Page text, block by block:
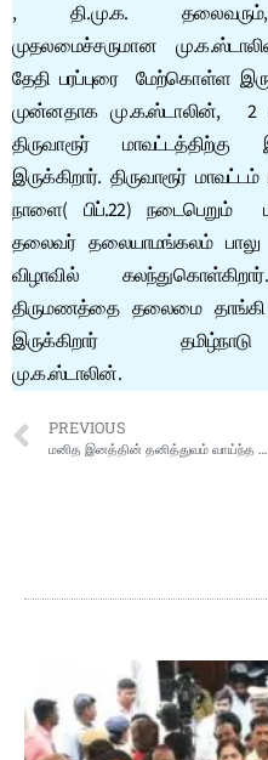
, தி.மு.க. தலைவரும்,
முதலமைச்சருமான
தேதி பரப்புரை மேற்கொள்ள
முன்னதாக மு.க.ஸ்டாலின்,
திருவாரூர்
இருக்கிறார். திருவாரூர்
நாளை( பிப்.22) நடைபெறும்
தலைவர் தலையாமங்கலம்
விழாவில்
திருமணத்தை தலைமை
இருக்கிறார் தமிழ்நாடு
மு.க.ஸ்டாலின்.
PREVIOUS